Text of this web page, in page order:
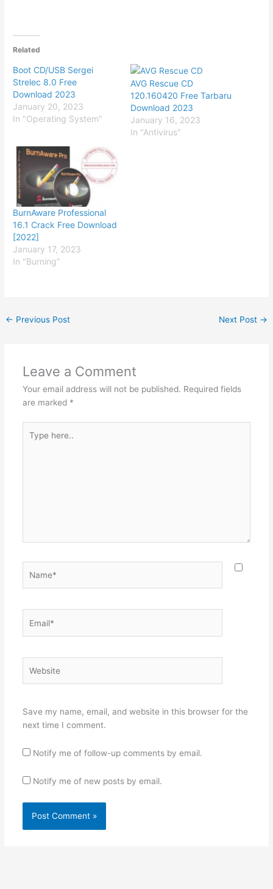
Related
Boot CD/USB Sergei
Strelec 8.0 Free
Download 2023
January 20, 2023
In "Operating System"
AVG Rescue CD
120.160420 Free Tarbaru
Download 2023
January 16, 2023
In "Antivirus"
BurnAware Professional
16.1 Crack Free Download
[2022]
January 17, 2023
In "Burning"
← Previous Post Next Post →
Leave a Comment
Your email address will not be published. Required fields
are marked *
here..
Save my name, email, and website in this browser for the
next time I comment.
Notify me of follow-up comments by email.
Notify me of new posts by email.